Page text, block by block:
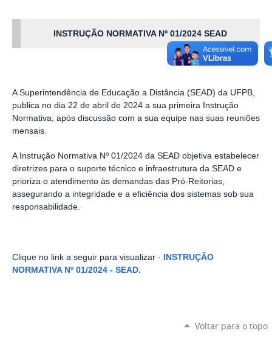
INSTRUÇÃO NORMATIVA Nº 01/2024 SEAD
A Superintendência de Educação a Distância (SEAD) da UFPB,
publica no dia 22 de abril de 2024 a sua primeira Instrução
Normativa, após discussão com a sua equipe nas suas reuniões
mensais.
A Instrução Normativa Nº 01/2024 da SEAD objetiva estabelecer
diretrizes para o suporte técnico e infraestrutura da SEAD e
prioriza o atendimento às demandas das Pró-Reitorias,
assegurando a integridade e a eficiência dos sistemas sob sua
responsabilidade.
Clique no link a seguir para visualizar -
INSTRUÇÃO
NORMATIVA Nº 01/2024 - SEAD.
Voltar para o topo